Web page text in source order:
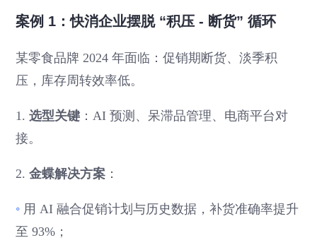
案例 1：快消企业摆脱 “积压 - 断货” 循环
某零食品牌 2024 年面临：促销期断货、淡季积
压，库存周转效率低。
1.选型关键 ：AI 预测、呆滞品管理、电商平台对
接。
2.金蝶解决方案 ：
◦ 用 AI 融合促销计划与历史数据，补货准确率提升
至 93%；